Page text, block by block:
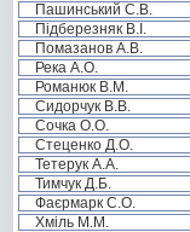
Пашинський С.В.
Підберезняк В.І.
Помазанов А.В.
Река А.О.
Романюк В.М.
Сидорчук В.В.
Сочка О.О.
Стеценко Д.О.
Тетерук А.А.
Тимчук Д.Б.
Фаєрмарк С.О.
Хміль М.М.